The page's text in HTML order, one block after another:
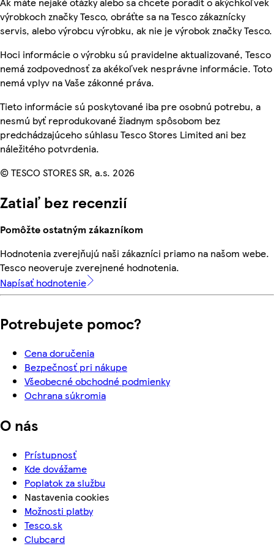
výrobkoch značky Tesco, obráťte sa na Tesco zákaznícky
servis, alebo výrobcu výrobku, ak nie je výrobok značky Tesco.
Hoci informácie o výrobku sú pravidelne aktualizované, Tesco
nemá zodpovednosť za akékoľvek nesprávne informácie. Toto
nemá vplyv na Vaše zákonné práva.
Tieto informácie sú poskytované iba pre osobnú potrebu, a
nesmú byť reprodukované žiadnym spôsobom bez
predchádzajúceho súhlasu Tesco Stores Limited ani bez
náležitého potvrdenia.
© TESCO STORES SR, a.s. 2026
Zatiaľ bez recenzií
Pomôžte ostatným zákazníkom
Hodnotenia zverejňujú naši zákazníci priamo na našom webe.
Tesco neoveruje zverejnené hodnotenia.
Napísať hodnotenie
Potrebujete pomoc?
Cena doručenia
Bezpečnosť pri nákupe
Všeobecné obchodné podmienky
Ochrana súkromia
O nás
Prístupnosť
Kde dovážame
Poplatok za službu
Nastavenia cookies
Možnosti platby
Tesco.sk
Clubcard